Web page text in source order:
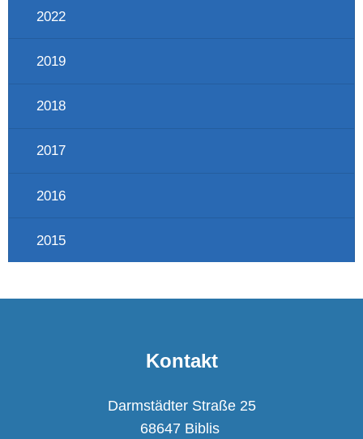
2022
2019
2018
2017
2016
2015
Kontakt
Darmstädter Straße 25
68647 Biblis